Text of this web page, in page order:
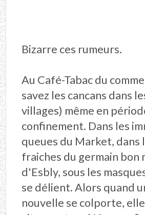
Bizarre ces rumeurs.
Au Café-Tabac du
savez les cancans dans
villages) même en
confinement. Dans les
queues du Market, dans
fraiches du germain bon
d'Esbly, sous les
se délient. Alors quand
nouvelle se colporte, elle